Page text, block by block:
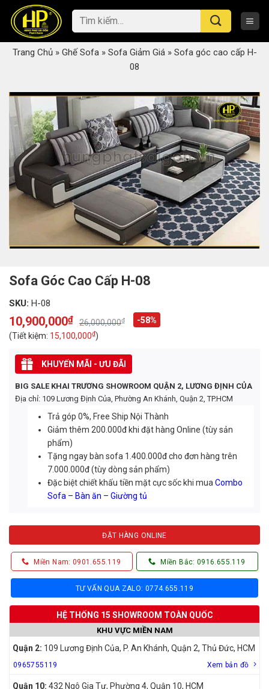
content
Tìm
kiếm:
Trang Chủ» Ghế Sofa» Sofa Giảm Giá» Sofa góc cao cấp H-
08
Sofa Góc Cao Cấp H-08
SKU: H-08
26,000,000₫
Original
price
was:
26,000,000₫.
10,900,000₫
Current
price
is:
10,900,000₫.
-58%
(Tiết kiệm: 15,100,000₫)
KHUYẾN MÃI - ƯU ĐÃI
BIG SALE KHAI TRƯƠNG SHOWROOM QUẬN 2, LƯƠNG ĐỊNH CỦA
Địa chỉ: 109 Lương Định Của, Phường An Khánh, Quận 2, TP.HCM
Trả góp 0%, Free Ship Nội Thành
Giảm thêm 200.000đ khi đặt hàng Online (tùy sản
phẩm)
Tặng ngay bàn sofa 1.400.000đ cho đơn hàng trên
7.000.000đ (tùy dòng sản phẩm)
Đặc biệt chiết khấu tiền mặt cực sốc khi muaCombo
Sofa – Bàn ăn – Giường tủ
ĐẶT HÀNG ONLINE
Miền Nam: 0901.655.119 Miền Bắc: 0916.655.119
TƯ VẤN QUA ZALO: 0774.655.119
HỆ THỐNG 15 SHOWROOM TOÀN QUỐC
KHU VỰC MIỀN NAM
Quận 2: 109 Lương Định Của, P. An Khánh, Quận 2, Thủ Đức, HCM
0965755119 Xem bản đồ
Quận 10: 432 Ngô Gia Tự, Phường 4, Quận 10, HCM